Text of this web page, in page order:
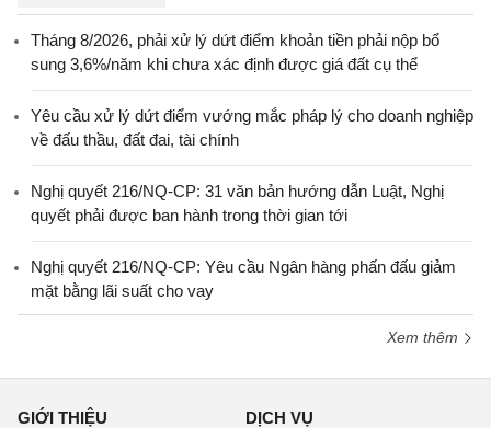
Tháng 8/2026, phải xử lý dứt điểm khoản tiền phải nộp bổ
sung 3,6%/năm khi chưa xác định được giá đất cụ thể
Yêu cầu xử lý dứt điểm vướng mắc pháp lý cho doanh nghiệp
về đấu thầu, đất đai, tài chính
Nghị quyết 216/NQ-CP: 31 văn bản hướng dẫn Luật, Nghị
quyết phải được ban hành trong thời gian tới
Nghị quyết 216/NQ-CP: Yêu cầu Ngân hàng phấn đấu giảm
mặt bằng lãi suất cho vay
Xem thêm
GIỚI THIỆU DỊCH VỤ